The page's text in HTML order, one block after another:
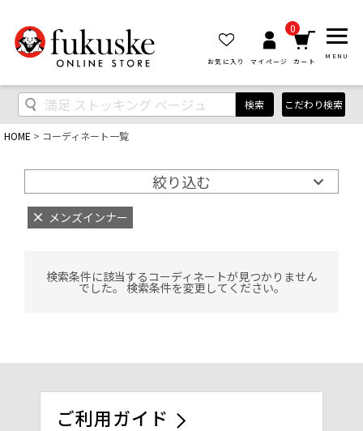
お気に入り マイページ
0
カート
MENU
検索 こだわり検索
HOME コーディネート一覧
絞り込む
メンズインナー
検索条件に該当するコーディネートが見つかりません
でした。 検索条件を変更してください。
ご利用ガイド